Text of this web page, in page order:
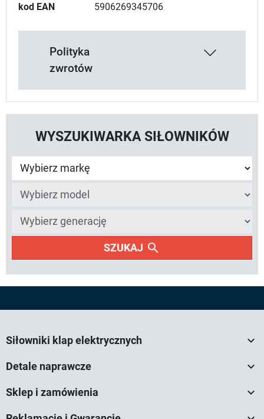
kod EAN 5906269345706
Polityka
zwrotów
WYSZUKIWARKA SIŁOWNIKÓW
SZUKAJ search
Siłowniki klap elektrycznych 
Detale naprawcze 
Sklep i zamówienia 